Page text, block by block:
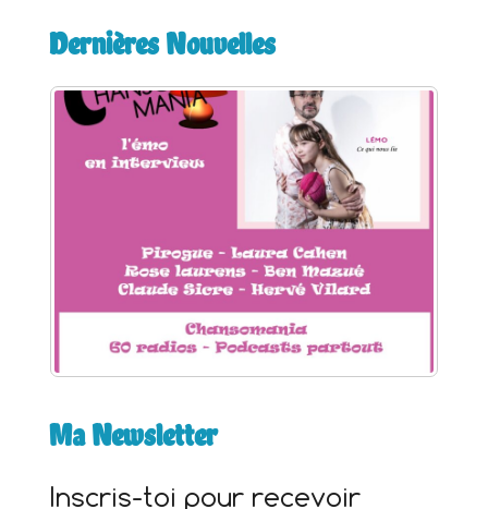
r
h
Dernières Nouvelles
Ma Newsletter
Inscris-toi pour recevoir